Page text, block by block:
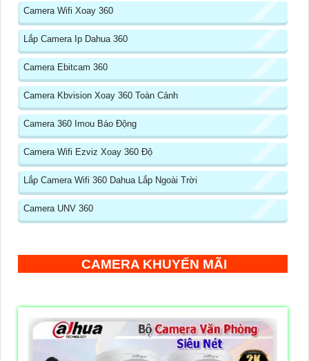
Camera Wifi Xoay 360
Lắp Camera Ip Dahua 360
Camera Ebitcam 360
Camera Kbvision Xoay 360 Toàn Cảnh
Camera 360 Imou Báo Động
Camera Wifi Ezviz Xoay 360 Độ
Lắp Camera Wifi 360 Dahua Lắp Ngoài Trời
Camera UNV 360
CAMERA KHUYẾN MÃI